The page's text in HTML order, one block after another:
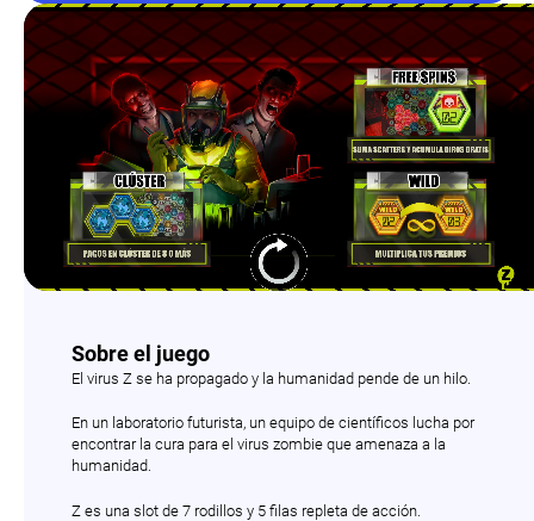
Sobre el juego
El virus Z se ha propagado y la humanidad pende de un hilo.
En un laboratorio futurista, un equipo de científicos lucha por
encontrar la cura para el virus zombie que amenaza a la
humanidad.
Z es una slot de 7 rodillos y 5 filas repleta de acción.